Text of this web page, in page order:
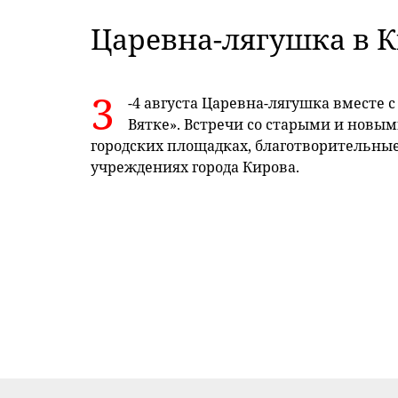
Царевна-лягушка в
3
-4 августа Царевна-лягушка вместе
Вятке». Встречи со старыми и
городских площадках,
учреждениях города Кирова.